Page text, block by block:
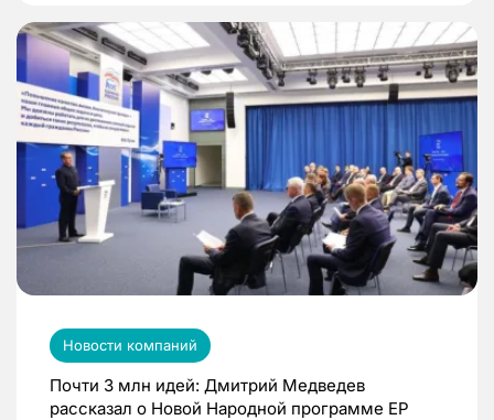
Новости компаний
Почти 3 млн идей: Дмитрий Медведев
рассказал о Новой Народной программе ЕР